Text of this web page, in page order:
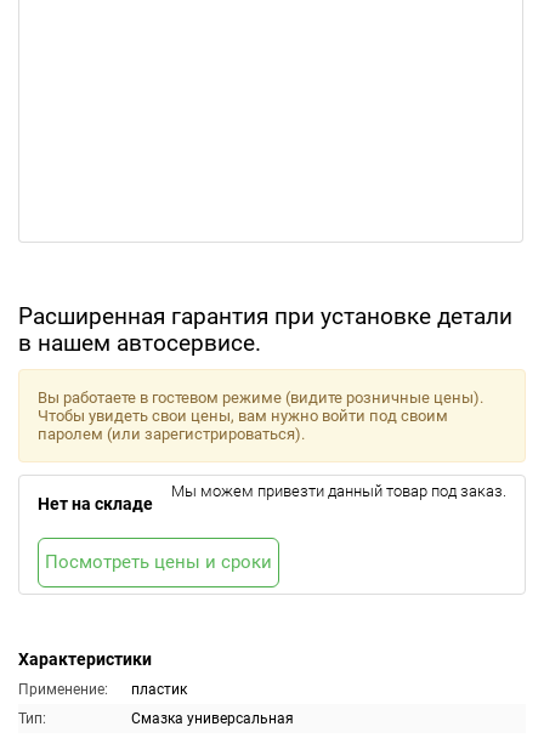
Расширенная гарантия при установке детали
в нашем автосервисе.
Характеристики
Применение:
пластик
Тип:
Смазка универсальная
Вы работаете в гостевом режиме (видите розничные цены).
Чтобы увидеть свои цены, вам нужно войти под своим
паролем (или зарегистрироваться).
Нет на складе
Мы можем привезти данный товар под заказ.
Посмотреть цены и сроки